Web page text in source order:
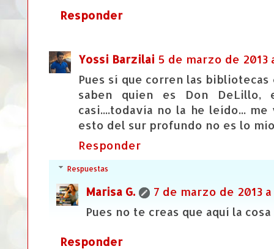
Responder
Yossi Barzilai 5 de marzo de 2013
Pues sí que corren las
saben quien es Don DeLillo,
casi....todavía no la he leído...
esto del sur profundo no es lo
Responder
Respuestas
Marisa G.
7 de marzo de 2013
Pues no te creas que aquí la
Responder